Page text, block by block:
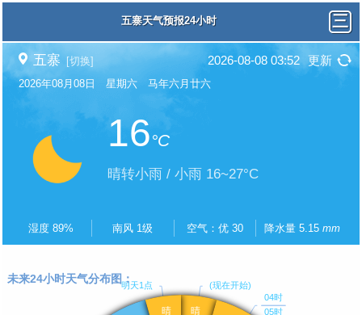
五寨天气预报24小时
五寨 [切换] 2026-08-08 03:52 更新
2026年08月08日 星期六 马年六月廿六
16°C
晴转小雨 / 小雨 16~27°C
湿度 89% 南风 1级 空气：优 30 降水量 5.15 mm